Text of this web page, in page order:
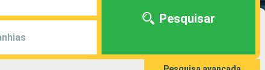
Pesquisar